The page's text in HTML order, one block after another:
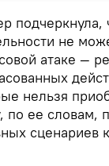
подчеркнула,
не
атаке —
нельзя
ее словам,
сценариев